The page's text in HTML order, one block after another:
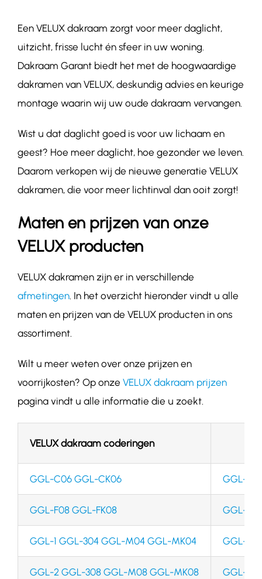
Contact
Een VELUX dakraam zorgt voor meer daglicht,
uitzicht, frisse lucht én sfeer in uw woning.
Dakraam Garant biedt het met de hoogwaardige
dakramen van VELUX, deskundig advies en keurige
montage waarin wij uw oude dakraam vervangen.
Wist u dat daglicht goed is voor uw lichaam en
geest? Hoe meer daglicht, hoe gezonder we leven.
Daarom verkopen wij de nieuwe generatie VELUX
dakramen, die voor meer lichtinval dan ooit zorgt!
Maten en prijzen van onze
VELUX producten
VELUX dakramen zijn er in verschillende
afmetingen. In het overzicht hieronder vindt u alle
maten en prijzen van de VELUX producten in ons
assortiment.
Wilt u meer weten over onze prijzen en
voorrijkosten? Op onze VELUX dakraam prijzen
pagina vindt u alle informatie die u zoekt.
VELUX dakraam coderingen
GGL-C06 GGL-CK06 GGL-13
GGL-F08 GGL-FK08 GGL-14
GGL-1 GGL-304 GGL-M04 GGL-MK04 GGL-31
GGL-2 GGL-308 GGL-M08 GGL-MK08 GGL-74